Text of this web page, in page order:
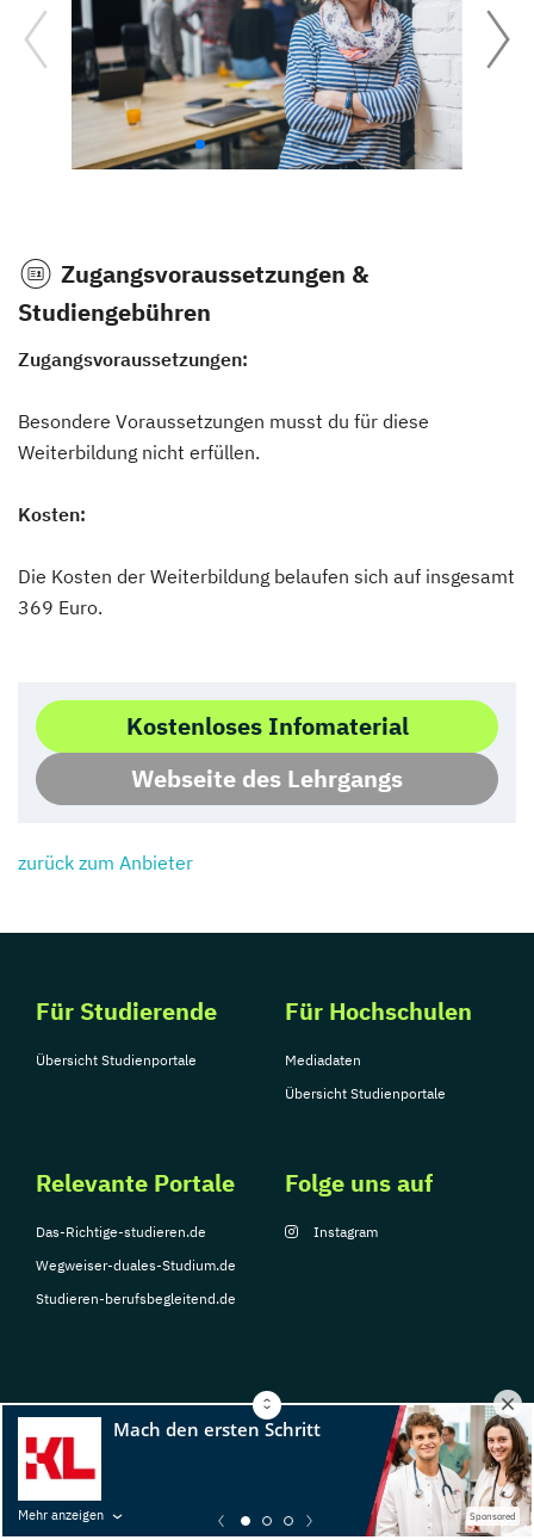
Mehr anzeigen Sponsored
Zugangsvoraussetzungen &
Studiengebühren
Zugangsvoraussetzungen:
Besondere Voraussetzungen musst du für diese
Weiterbildung nicht erfüllen.
Kosten:
Die Kosten der Weiterbildung belaufen sich auf insgesamt
369 Euro.
Kostenloses Infomaterial
Webseite des Lehrgangs
zurück zum Anbieter
Für Studierende
Übersicht Studienportale
Für Hochschulen
Mediadaten
Übersicht Studienportale
Relevante Portale
Das-Richtige-studieren.de
Wegweiser-duales-Studium.de
Studieren-berufsbegleitend.de
Folge uns auf
Instagram
© Copyright 2026, TarGroup Media GmbH
Nutzungsbedingungen